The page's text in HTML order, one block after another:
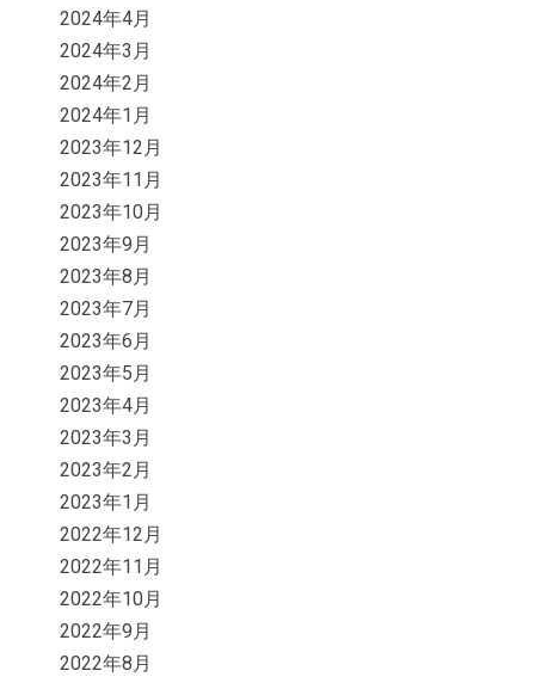
2024年4月
2024年3月
2024年2月
2024年1月
2023年12月
2023年11月
2023年10月
2023年9月
2023年8月
2023年7月
2023年6月
2023年5月
2023年4月
2023年3月
2023年2月
2023年1月
2022年12月
2022年11月
2022年10月
2022年9月
2022年8月